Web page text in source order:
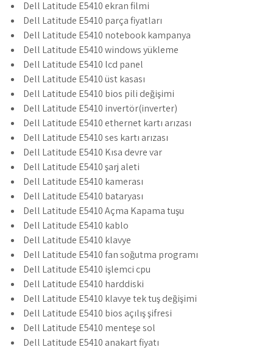
Dell Latitude E5410 ekran filmi
Dell Latitude E5410 parça fiyatları
Dell Latitude E5410 notebook kampanya
Dell Latitude E5410 windows yükleme
Dell Latitude E5410 lcd panel
Dell Latitude E5410 üst kasası
Dell Latitude E5410 bios pili değişimi
Dell Latitude E5410 invertör(inverter)
Dell Latitude E5410 ethernet kartı arızası
Dell Latitude E5410 ses kartı arızası
Dell Latitude E5410 Kısa devre var
Dell Latitude E5410 şarj aleti
Dell Latitude E5410 kamerası
Dell Latitude E5410 bataryası
Dell Latitude E5410 Açma Kapama tuşu
Dell Latitude E5410 kablo
Dell Latitude E5410 klavye
Dell Latitude E5410 fan soğutma programı
Dell Latitude E5410 işlemci cpu
Dell Latitude E5410 harddiski
Dell Latitude E5410 klavye tek tuş değişimi
Dell Latitude E5410 bios açılış şifresi
Dell Latitude E5410 menteşe sol
Dell Latitude E5410 anakart fiyatı